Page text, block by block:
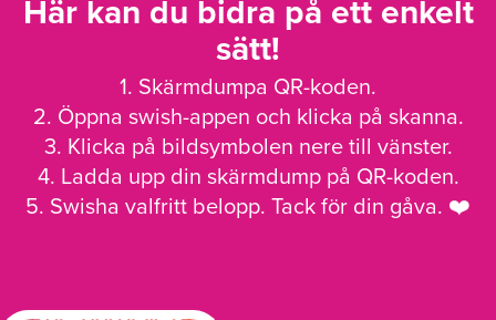
Här kan du bidra på ett enkelt
sätt!
1. Skärmdumpa QR-koden.
2. Öppna swish-appen och klicka på skanna.
3. Klicka på bildsymbolen nere till vänster.
4. Ladda upp din skärmdump på QR-koden.
5. Swisha valfritt belopp. Tack för din gåva. ❤️